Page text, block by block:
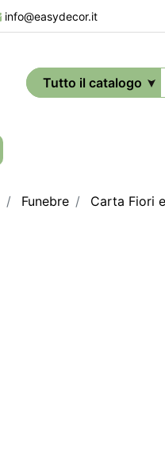
info@easydecor.it
Funebre Carta Fiori